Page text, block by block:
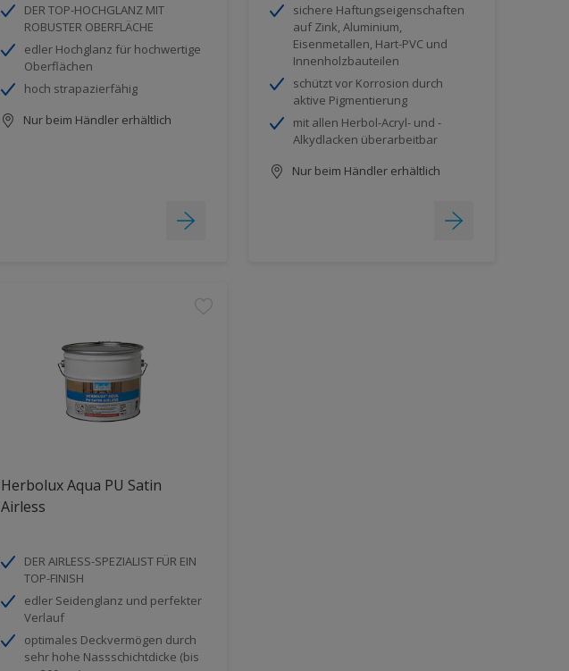
DER TOP-HOCHGLANZ MIT
ROBUSTER OBERFLÄCHE
edler Hochglanz für hochwertige
Oberflächen
hoch strapazierfähig
Nur beim Händler erhältlich
sichere Haftungseigenschaften
auf Zink, Aluminium,
Eisenmetallen, Hart-PVC und
Innenholzbauteilen
schützt vor Korrosion durch
aktive Pigmentierung
mit allen Herbol-Acryl- und -
Alkydlacken überarbeitbar
Nur beim Händler erhältlich
Herbolux Aqua PU Satin
Airless
DER AIRLESS-SPEZIALIST FÜR EIN
TOP-FINISH
edler Seidenglanz und perfekter
Verlauf
optimales Deckvermögen durch
sehr hohe Nassschichtdicke (bis